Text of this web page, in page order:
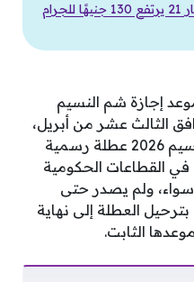
قفزة في أسعار الذهب بمصر وعيار 21 يرتفع 130 جنيهًا للجرام
إجازة شم النسيم
الثالث عشر من أبريل،
حيث يعد هذا اليوم في شم النسيم 2026 عطلة رسمية
في القطاعات الحكومية
ولم يصدر حتى
العطلة إلى نهاية
الثابت.